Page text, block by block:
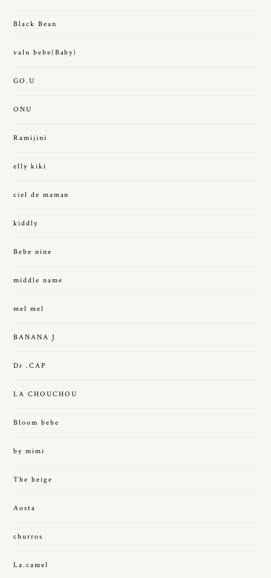
Black Bean
valu bebe(Baby)
GO.U
ONU
Ramijini
elly kiki
ciel de maman
kiddly
Bebe nine
middle name
mel mel
BANANA J
Dr .CAP
LA CHOUCHOU
Bloom bebe
by mimi
The beige
Aosta
churros
La.camel